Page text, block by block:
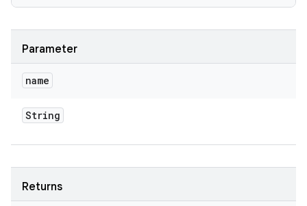
Parameter
name
String
Returns